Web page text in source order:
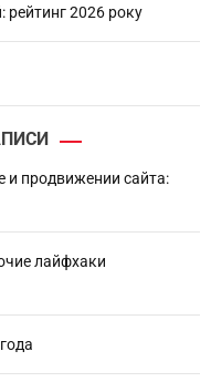
рейтинг 2026 року
и продвижении сайта:
лайфхаки